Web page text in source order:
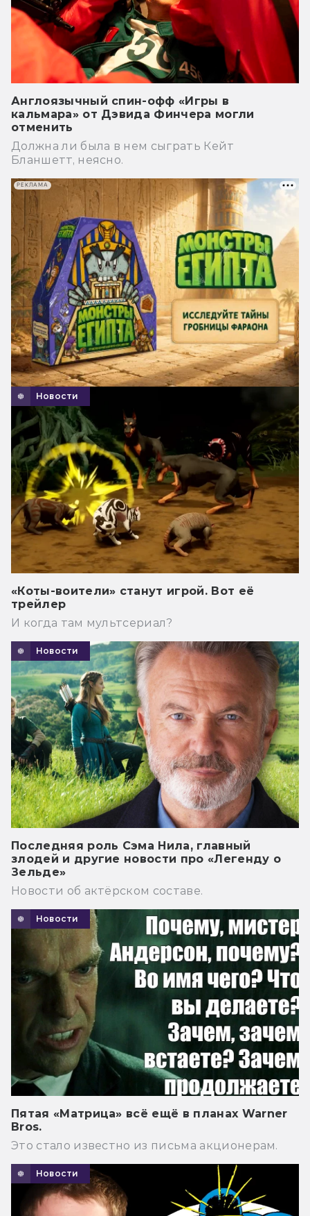
Англоязычный спин-офф «Игры в
кальмара» от Дэвида Финчера могли
отменить
Должна ли была в нем сыграть Кейт
Бланшетт, неясно.
Новости
«Коты-воители» станут игрой. Вот её
трейлер
И когда там мультсериал?
Новости
Последняя роль Сэма Нила, главный
злодей и другие новости про «Легенду о
Зельде»
Новости об актёрском составе.
Новости
Пятая «Матрица» всё ещё в планах Warner
Bros.
Это стало известно из письма акционерам.
Новости
РЕКЛАМА